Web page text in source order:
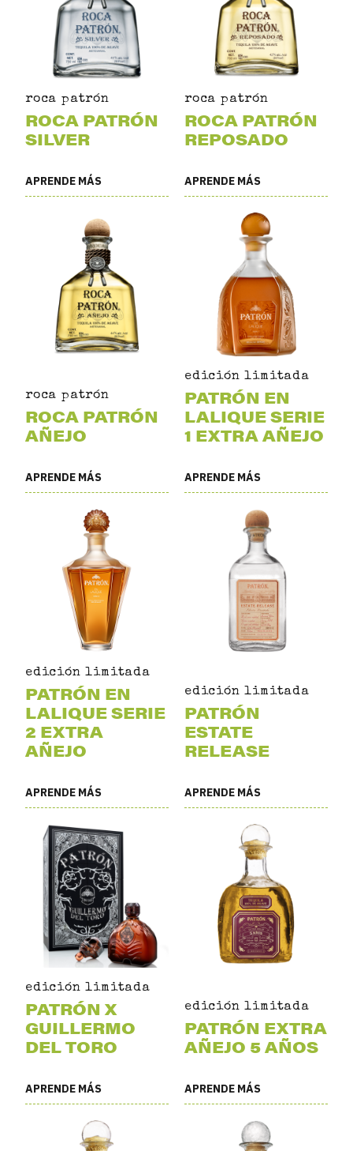
roca patrón
ROCA PATRÓN
SILVER
APRENDE MÁS
roca patrón
ROCA PATRÓN
REPOSADO
APRENDE MÁS
roca patrón
ROCA PATRÓN
AÑEJO
APRENDE MÁS
edición limitada
PATRÓN EN
LALIQUE SERIE
1 EXTRA AÑEJO
APRENDE MÁS
edición limitada
PATRÓN EN
LALIQUE SERIE
2 EXTRA
AÑEJO
APRENDE MÁS
edición limitada
PATRÓN
ESTATE
RELEASE
APRENDE MÁS
edición limitada
PATRÓN X
GUILLERMO
DEL TORO
APRENDE MÁS
edición limitada
PATRÓN EXTRA
AÑEJO 5 AÑOS
APRENDE MÁS